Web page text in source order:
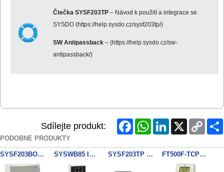
Čtečka SYSF203TP – Návod k použití a integrace se
SYSDO (https://help.sysdo.cz/sysf203tp/)
SW Antipassback – (https://help.sysdo.cz/sw-
antipassback/)
Sdílejte produkt: FacebookWhatsAppLinkedIn
Copy
Link
PODOBNÉ PRODUKTY
SYSF203BOX1D portable SYSDO SYSWB85 IP RFID/PIN SYSDO SYSF203TP SYSDO FT500F-TCP docházkový terminál